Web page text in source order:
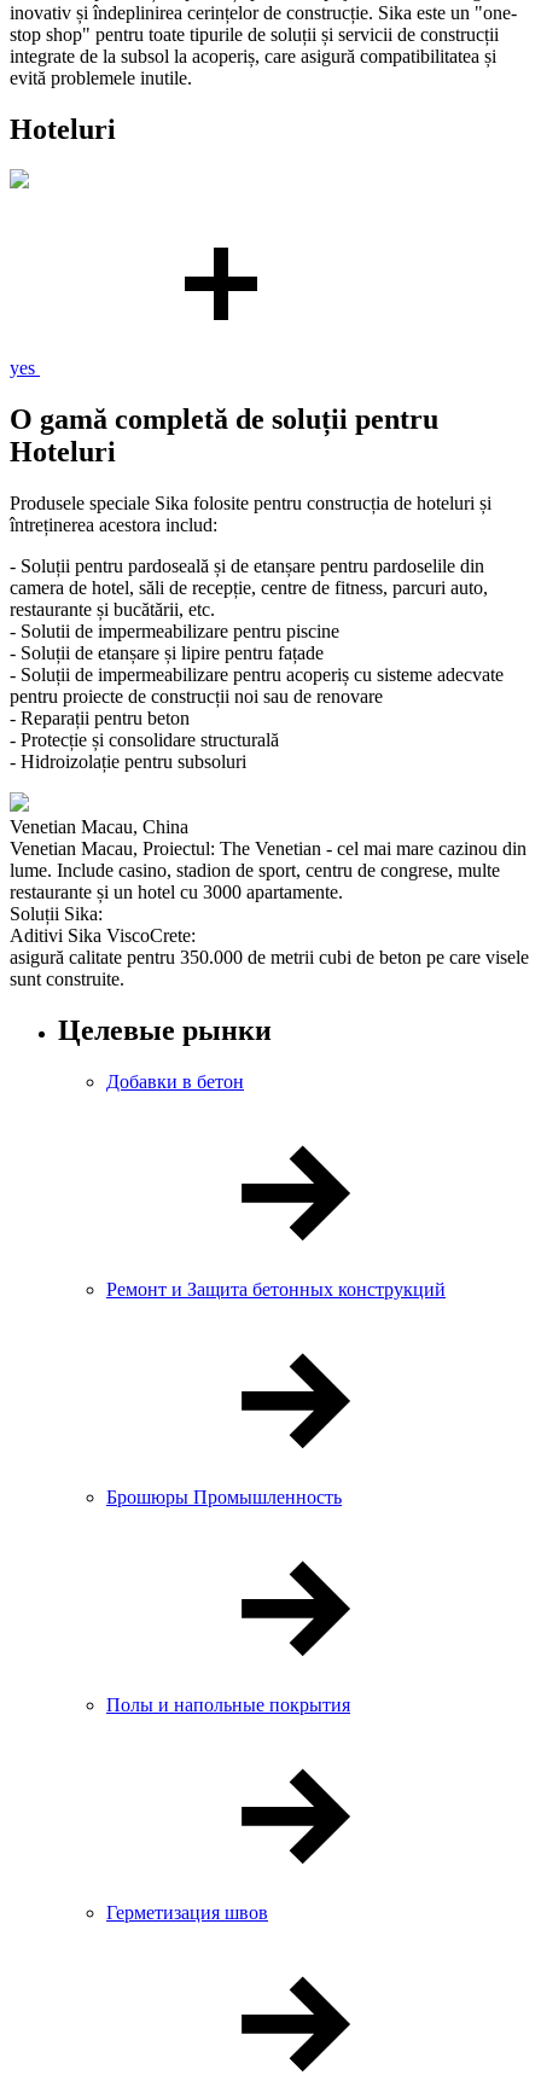
inovativ și îndeplinirea cerințelor de construcție. Sika este un "one-
stop shop" pentru toate tipurile de soluții și servicii de construcții
integrate de la subsol la acoperiș, care asigură compatibilitatea și
evită problemele inutile.
Hoteluri
yes
O gamă completă de soluții pentru
Hoteluri
Produsele speciale Sika folosite pentru construcția de hoteluri și
întreținerea acestora includ:
- Soluții pentru pardoseală și de etanșare pentru pardoselile din
camera de hotel, săli de recepție, centre de fitness, parcuri auto,
restaurante și bucătării, etc.
- Solutii de impermeabilizare pentru piscine
- Soluții de etanșare și lipire pentru fațade
- Soluții de impermeabilizare pentru acoperiș cu sisteme adecvate
pentru proiecte de construcții noi sau de renovare
- Reparații pentru beton
- Protecție și consolidare structurală
- Hidroizolație pentru subsoluri
Venetian Macau, China
Venetian Macau, Proiectul: The Venetian - cel mai mare cazinou din
lume. Include casino, stadion de sport, centru de congrese, multe
restaurante și un hotel cu 3000 apartamente.
Soluții Sika:
Aditivi Sika ViscoCrete:
asigură calitate pentru 350.000 de metrii cubi de beton pe care visele
sunt construite.
Целевые рынки
Добавки в бетон
Ремонт и Защита бетонных конструкций
Брошюры Промышленность
Полы и напольные покрытия
Герметизация швов